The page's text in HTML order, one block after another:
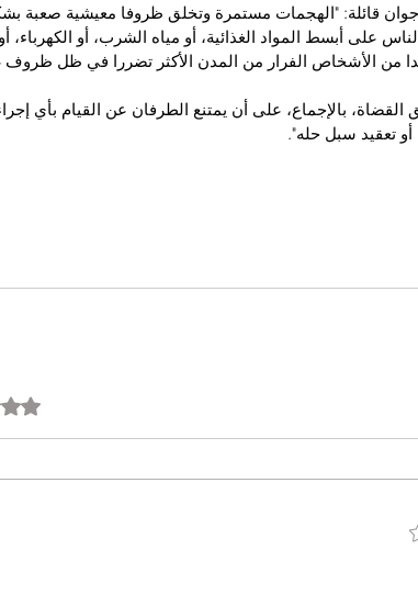
قائلة: "الهجمات مستمرة وتخلق ظروفا معيشية صعبة
على أبسط المواد الغذائية، أو مياه الشرب، أو الكهرباء، أو
من الأشخاص الفرار من المدن الأكثر تضررا في ظل ظروف
القضاة، بالإجماع، على أن يمتنع الطرفان عن القيام بأي
أو تعقيد سبل حله".
تم التقييم